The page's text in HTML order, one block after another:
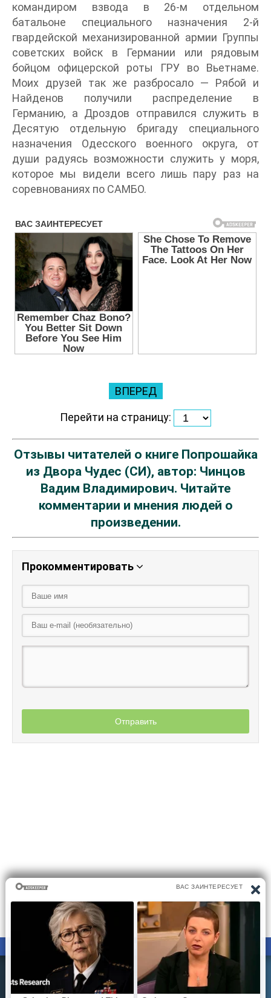
командиром взвода в 26-м отдельном
батальоне специального назначения 2-й
гвардейской механизированной армии Группы
советских войск в Германии или рядовым
бойцом офицерской роты ГРУ во Вьетнаме.
Моих друзей так же разбросало — Рябой и
Найденов получили распределение в
Германию, а Дроздов отправился служить в
Десятую отдельную бригаду специального
назначения Одесского военного округа, от
души радуясь возможности служить у моря,
которое мы видели всего лишь пару раз на
соревнованиях по САМБО.
ВПЕРЕД
Перейти на страницу:
Отзывы читателей о книге Попрошайка
из Двора Чудес (СИ), автор: Чинцов
Вадим Владимирович. Читайте
комментарии и мнения людей о
произведении.
Прокомментировать
Отправить
ПРАВООБЛАДАТЕЛЯМ ПОЛИТИКА КОНФИДЕНЦИАЛЬНОСТИ
Все материалы на сайте размещаются его пользователями.
Администратор сайта не несёт ответственности за
действия пользователей сайта..